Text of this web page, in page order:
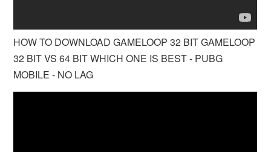
HOW TO DOWNLOAD GAMELOOP 32 BIT GAMELOOP
32 BIT VS 64 BIT WHICH ONE IS BEST - PUBG
MOBILE - NO LAG